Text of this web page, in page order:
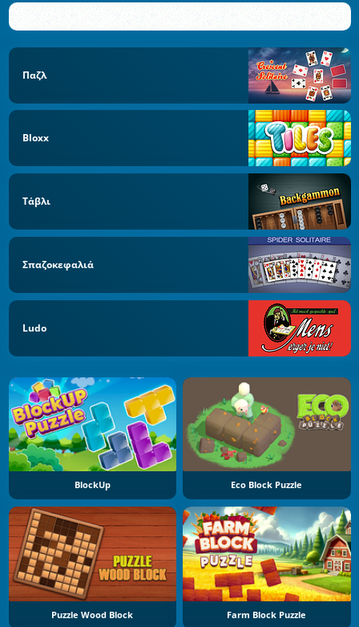
Παζλ
Bloxx
Τάβλι
Σπαζοκεφαλιά
Ludo
BlockUp Eco Block Puzzle
Puzzle Wood Block Farm Block Puzzle